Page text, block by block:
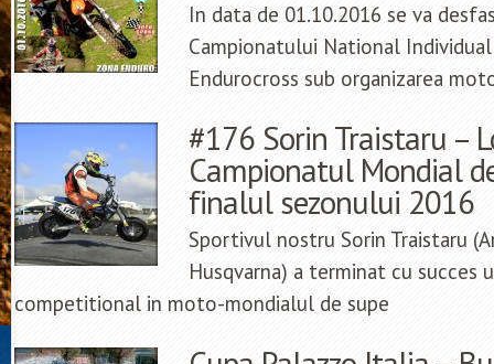
In data de 01.10.2016 se va
Campionatului National
Endurocross sub organizarea
#176 Sorin Traistaru –
Campionatul Mondial
finalul sezonului 2016
Sportivul nostru Sorin Traistaru
Husqvarna) a terminat cu succes
competitional in moto-mondialul de supe